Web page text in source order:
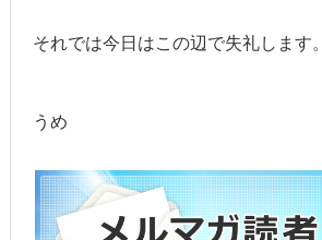
それでは今日はこの辺で失礼します。
うめ